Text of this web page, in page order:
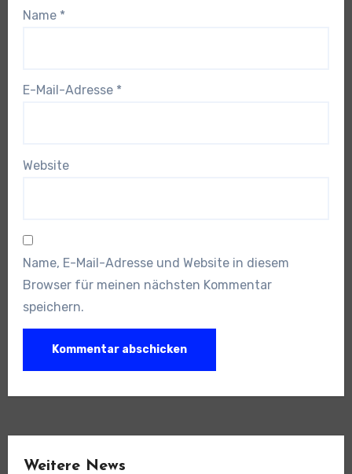
Name *
E-Mail-Adresse *
Website
Name, E-Mail-Adresse und Website in diesem
Browser für meinen nächsten Kommentar
speichern.
Weitere News